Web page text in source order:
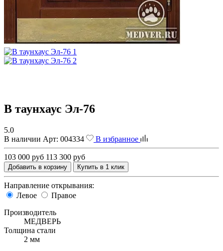
В таунхаус Эл-76
5.0
В наличии Арт: 004334 В избранное
103 000 руб 113 300 руб
Добавить в корзину Купить в 1 клик
Направление открывания:
Левое
Правое
Производитель
МЕДВЕРЬ
Толщина стали
2 мм